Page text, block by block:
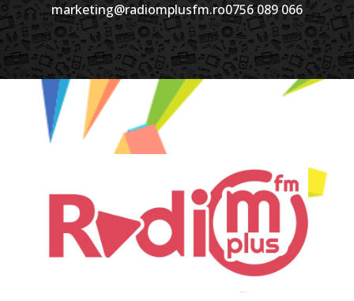
marketing@radiomplusfm.ro0756 089 066